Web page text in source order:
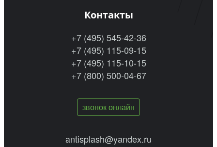
Контакты
+7 (495) 545-42-36
+7 (495) 115-09-15
+7 (495) 115-10-15
+7 (800) 500-04-67
звонок онлайн
antisplash@yandex.ru